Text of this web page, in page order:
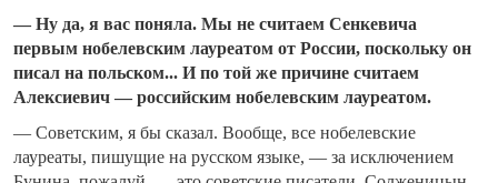
— Ну да, я вас поняла. Мы не считаем Сенкевича
первым нобелевским лауреатом от России, поскольку он
писал на польском... И по той же причине считаем
Алексиевич — российским нобелевским лауреатом.
— Советским, я бы сказал. Вообще, все нобелевские
лауреаты, пишущие на русском языке, — за исключением